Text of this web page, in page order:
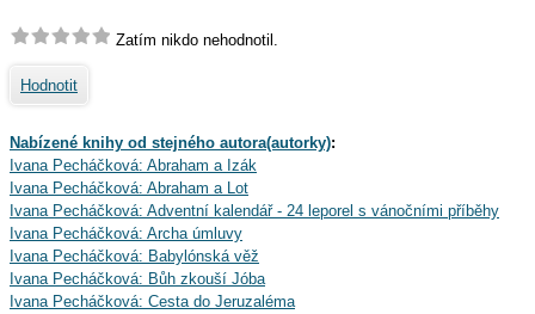
Zatím nikdo nehodnotil.
Hodnotit
Nabízené knihy od stejného autora(autorky):
Ivana Pecháčková: Abraham a Izák
Ivana Pecháčková: Abraham a Lot
Ivana Pecháčková: Adventní kalendář - 24 leporel s vánočními příběhy
Ivana Pecháčková: Archa úmluvy
Ivana Pecháčková: Babylónská věž
Ivana Pecháčková: Bůh zkouší Jóba
Ivana Pecháčková: Cesta do Jeruzaléma